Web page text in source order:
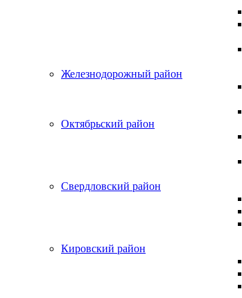
Железнодорожный район
Октябрьский район
Свердловский район
Кировский район